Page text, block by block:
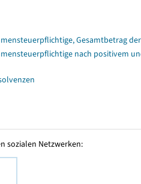
Gesamtbetrag
nach positivem
sozialen Netzwerken: